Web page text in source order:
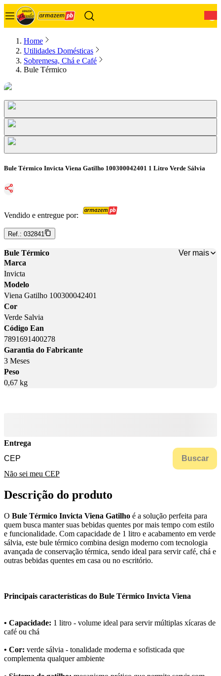
Home
Utilidades Domésticas
Sobremesa, Chá e Café
Bule Térmico
Bule Térmico Invicta Viena Gatilho 100300042401 1 Litro Verde Sálvia
Vendido e entregue por:
Ref.: 032841
Bule Térmico
Ver mais
Marca
Invicta
Modelo
Viena Gatilho 100300042401
Cor
Verde Salvia
Código Ean
7891691400278
Garantia do Fabricante
3 Meses
Peso
0,67 kg
Entrega
Buscar
Não sei meu CEP
Descrição do produto
O Bule Térmico Invicta Viena Gatilho é a solução perfeita para
quem busca manter suas bebidas quentes por mais tempo com estilo
e funcionalidade. Com capacidade de 1 litro e acabamento em verde
sálvia, este bule térmico combina design moderno com tecnologia
avançada de conservação térmica, sendo ideal para servir café, chá e
outras bebidas quentes em casa ou no escritório.
Principais características do Bule Térmico Invicta Viena
• Capacidade: 1 litro - volume ideal para servir múltiplas xícaras de
café ou chá
• Cor: verde sálvia - tonalidade moderna e sofisticada que
complementa qualquer ambiente